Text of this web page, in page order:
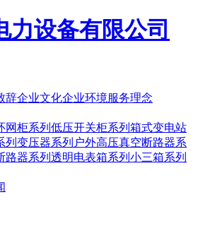
辞企业文化企业环境服务理念
网柜系列 低压开关柜系列 箱式变电站
列 变压器系列 户外高压真空断路器系
路器系列 透明电表箱系列 小三箱系列